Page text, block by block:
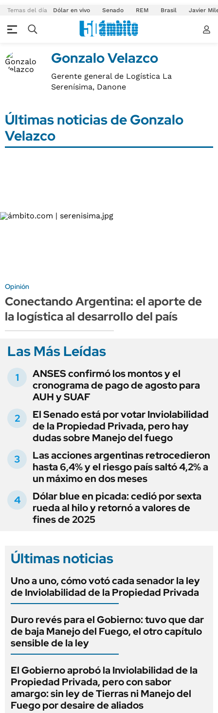
Temas del día Dólar en vivo Senado REM Brasil Javier
Gonzalo Velazco
Gerente general de Logística La
Serenísima, Danone
Últimas noticias de Gonzalo
Velazco
Opinión
Conectando Argentina: el aporte de
la logística al desarrollo del país
Las Más Leídas
ANSES confirmó los montos y el
cronograma de pago de agosto para
AUH y SUAF
El Senado está por votar Inviolabilidad
de la Propiedad Privada, pero hay
dudas sobre Manejo del fuego
Las acciones argentinas retrocedieron
hasta 6,4% y el riesgo país saltó 4,2% a
un máximo en dos meses
Dólar blue en picada: cedió por sexta
rueda al hilo y retornó a valores de
fines de 2025
Últimas noticias
Uno a uno, cómo votó cada senador la ley
de Inviolabilidad de la Propiedad Privada
Duro revés para el Gobierno: tuvo que dar
de baja Manejo del Fuego, el otro capítulo
sensible de la ley
El Gobierno aprobó la Inviolabilidad de la
Propiedad Privada, pero con sabor
amargo: sin ley de Tierras ni Manejo del
Fuego por desaire de aliados